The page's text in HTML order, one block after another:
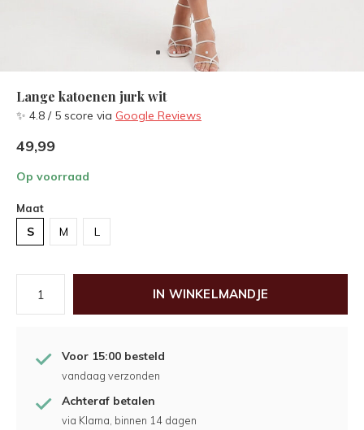
Lange katoenen jurk wit
✨ 4.8 / 5 score via Google Reviews
49,99
Op voorraad
Maat
S M L
IN WINKELMANDJE
Voor 15:00 besteld
vandaag verzonden
Achteraf betalen
via Klarna, binnen 14 dagen